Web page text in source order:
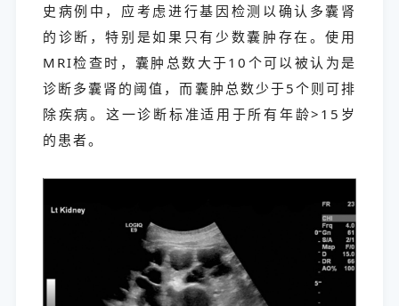
史病例中，应考虑进行基因检测以确认多囊肾
的诊断，特别是如果只有少数囊肿存在。使用
MRI检查时，囊肿总数大于10个可以被认为是
诊断多囊肾的阈值，而囊肿总数少于5个则可排
除疾病。这一诊断标准适用于所有年龄>15岁
的患者。